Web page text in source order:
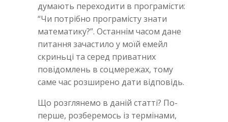
думають переходити в програмісти:
“Чи потрібно програмісту знати
математику?”. Останнім часом дане
питання зачастило у моїй емейл
скриньці та серед приватних
повідомлень в соцмережах, тому
саме час розширено дати відповідь.
Що розглянемо в даній статті? По-
перше, розберемось із термінами,